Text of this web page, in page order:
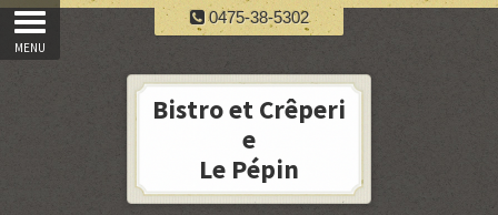
0475-38-5302
Bistro et Crêperi
e
Le Pépin